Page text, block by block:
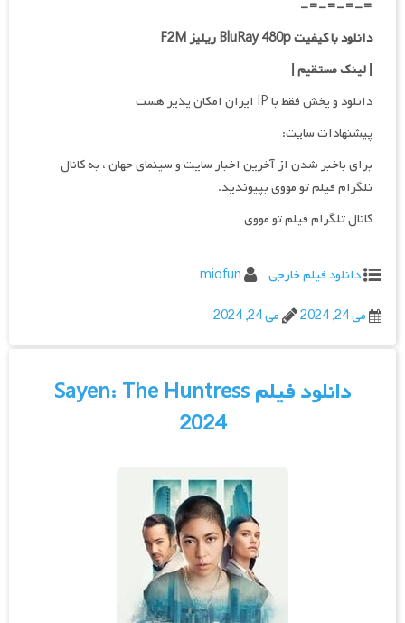
=-=-=-=-
دانلود با کیفیت BluRay 480p ریلیز F2M
| لینک مستقیم|
دانلود و پخش فقط با IP ایران امکان پذیر هست
پیشنهادات سایت:
برای باخبر شدن از آخرین اخبار سایت و سینمای جهان ، به کانال
تلگرام فیلم تو مووی بپیوندید.
کانال تلگرام فیلم تو مووی
دانلود فیلم خارجی
miofun
می 24, 2024
می 24, 2024
دانلود فیلم Sayen: The Huntress
2024